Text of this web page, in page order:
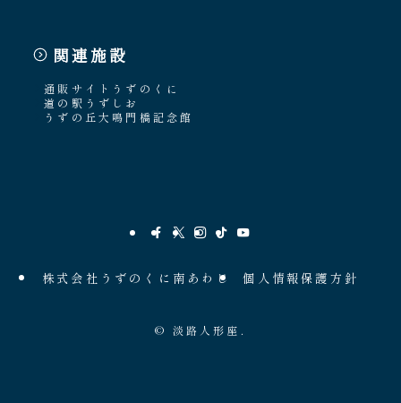
関連施設
通販サイトうずのくに
道の駅うずしお
うずの丘大鳴門橋記念館
株式会社うずのくに南あわじ 個人情報保護方針
© 淡路人形座.